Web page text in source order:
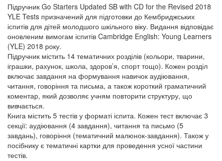
Підручник Go Starters Updated SB with CD for the Revised 2018
YLE Tests призначений для підготовки до Кембриджських
іспитів для дітей молодшого шкільного віку. Видання відповідає
оновленим вимогам іспитів Cambridge English: Young Learners
(YLE) 2018 року.
Підручник містить 14 тематичних розділів (кольори, тварини,
іграшки, рахунок, школа, здоров’я, спорт тощо). Кожен розділ
включає завдання на формування навичок аудіювання,
читання, говоріння та письма, а також короткий граматичний
коментар, який дозволяє учням повторити структуру, що
вивчається.
Книга містить 5 тестів у форматі іспита. Кожен тест включає 3
секції: аудіювання (4 завдання), читання та письмо (5
завдань), говоріння (тематичний малюнок-завдання). Також у
посібнику є тематичні картки для проведення усної частини
тестів.